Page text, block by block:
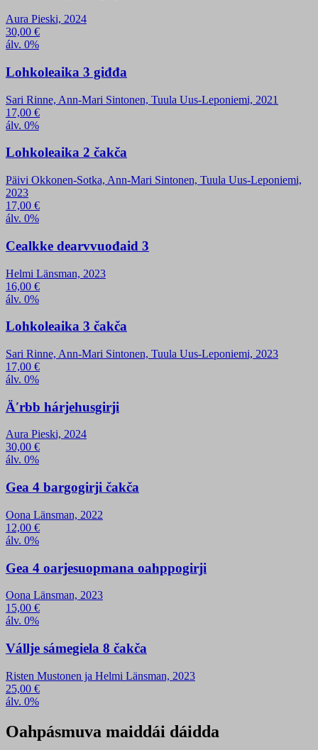
Aura Pieski, 2024
30,00 €
álv. 0%
Lohkoleaika 3 giđđa
Sari Rinne, Ann-Mari Sintonen, Tuula Uus-Leponiemi, 2021
17,00 €
álv. 0%
Lohkoleaika 2 čakča
Päivi Okkonen-Sotka, Ann-Mari Sintonen, Tuula Uus-Leponiemi,
2023
17,00 €
álv. 0%
Cealkke dearvvuođaid 3
Helmi Länsman, 2023
16,00 €
álv. 0%
Lohkoleaika 3 čakča
Sari Rinne, Ann-Mari Sintonen, Tuula Uus-Leponiemi, 2023
17,00 €
álv. 0%
Äʹrbb hárjehusgirji
Aura Pieski, 2024
30,00 €
álv. 0%
Gea 4 bargogirji čakča
Oona Länsman, 2022
12,00 €
álv. 0%
Gea 4 oarjesuopmana oahppogirji
Oona Länsman, 2023
15,00 €
álv. 0%
Vállje sámegiela 8 čakča
Risten Mustonen ja Helmi Länsman, 2023
25,00 €
álv. 0%
Oahpásmuva maiddái dáidda